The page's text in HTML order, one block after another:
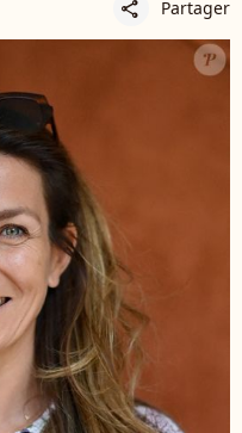
share Partager